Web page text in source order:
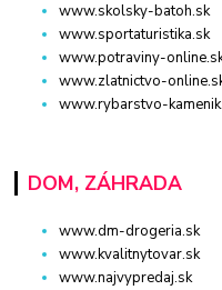
www.skolsky-batoh.sk
www.sportaturistika.sk
www.potraviny-
www.zlatnictvo-
www.rybarstvo-
DOM, ZÁHRADA
www.dm-drogeria.sk
www.kvalitnytovar.sk
www.najvypredaj.sk